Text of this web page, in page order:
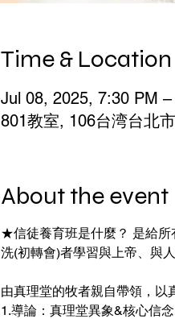
Time & Location
Jul 08, 2025, 7:30 PM
801教室, 106台湾台北
About the event
★信徒養育班是什麼？ 是給所
洗(初轉會)者學習與上帝、與
由真理堂的牧者親自帶領，以
​1.導論：真理堂異象&核心信